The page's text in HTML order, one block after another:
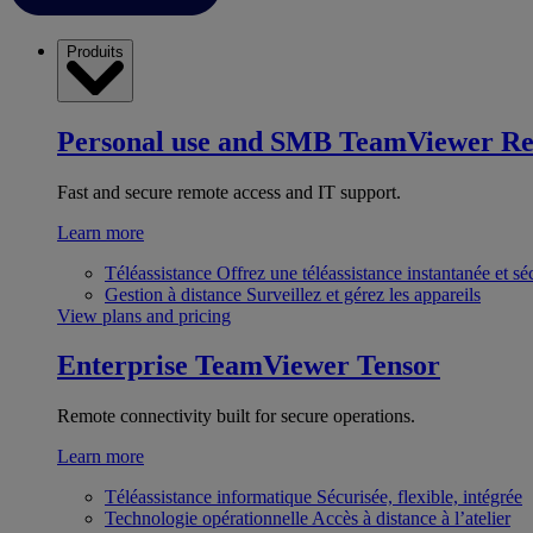
Produits
Personal use and SMB TeamViewer
Fast and secure remote access and IT support.
Learn more
Téléassistance Offrez une téléassistance instantanée et
Gestion à distance Surveillez et gérez les appareils
View plans and pricing
Enterprise TeamViewer Tensor
Remote connectivity built for secure operations.
Learn more
Téléassistance informatique Sécurisée, flexible, intégrée
Technologie opérationnelle Accès à distance à l’atelier